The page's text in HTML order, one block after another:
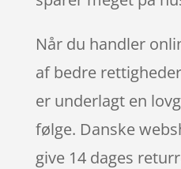
Når du handler
af bedre
er underlagt en
følge. Danske
give 14 dages